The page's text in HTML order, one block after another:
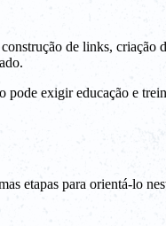
de links,
exigir educação e
etapas para orientá-lo